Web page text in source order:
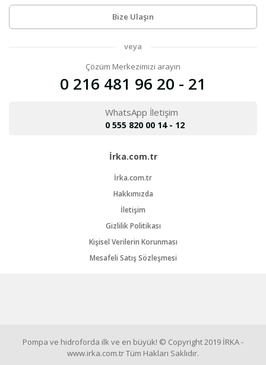
Bize Ulaşın
veya
Çözüm Merkezimizi arayın
0 216 481 96 20 - 21
WhatsApp İletişim
0 555 820 00 14 - 12
İrka.com.tr
İrka.com.tr
Hakkımızda
İletişim
Gizlilik Politikası
Kişisel Verilerin Korunması
Mesafeli Satış Sözleşmesi
Pompa ve hidroforda ilk ve en büyük! © Copyright 2019 İRKA -
www.irka.com.tr Tüm Hakları Saklıdır.